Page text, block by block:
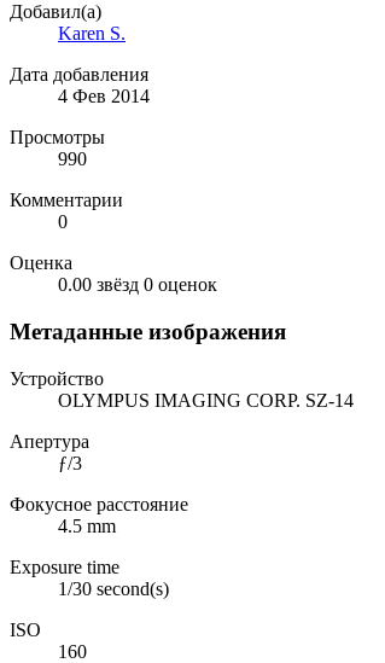
Добавил(а)
Karen S.
Дата добавления
4 Фев 2014
Просмотры
990
Комментарии
0
Оценка
0.00 звёзд 0 оценок
Метаданные изображения
Устройство
OLYMPUS IMAGING CORP. SZ-14
Апертура
ƒ/3
Фокусное расстояние
4.5 mm
Exposure time
1/30 second(s)
ISO
160